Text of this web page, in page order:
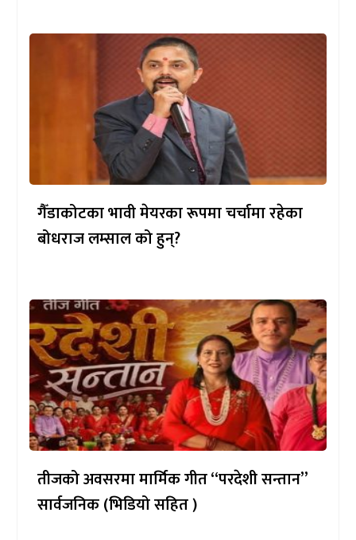
गैँडाकोटका भावी मेयरका रूपमा चर्चामा रहेका
बोधराज लम्साल को हुन्?
तीजको अवसरमा मार्मिक गीत “परदेशी सन्तान”
सार्वजनिक (भिडियो सहित )